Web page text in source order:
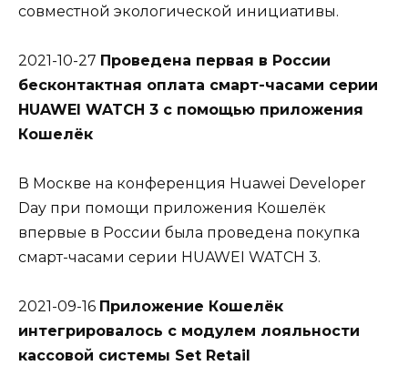
совместной экологической инициативы.
2021-10-27 Проведена первая в России
бесконтактная оплата смарт-часами серии
HUAWEI WATCH 3 с помощью приложения
Кошелёк
В Москве на конференция Huawei Developer
Day при помощи приложения Кошелёк
впервые в России была проведена покупка
смарт-часами серии HUAWEI WATCH 3.
2021-09-16 Приложение Кошелёк
интегрировалось с модулем лояльности
кассовой системы Set Retail